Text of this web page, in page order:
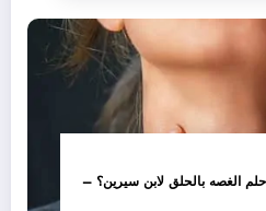
الغصه بالحلق لابن سيرين؟ –